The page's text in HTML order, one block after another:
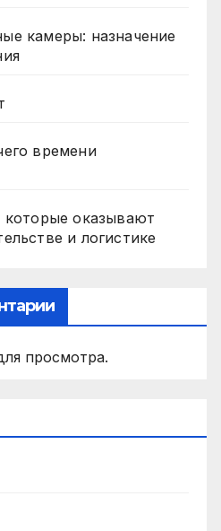
камеры: назначение
времени
которые оказывают
и логистике
просмотра.